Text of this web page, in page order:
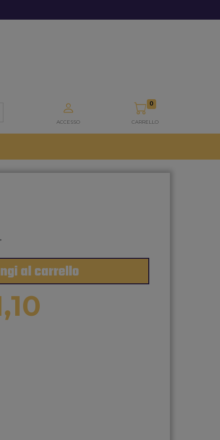
ACCESSO
0
CARRELLO
al carrello